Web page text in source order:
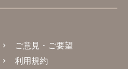
ご意見・ご要望
利用規約